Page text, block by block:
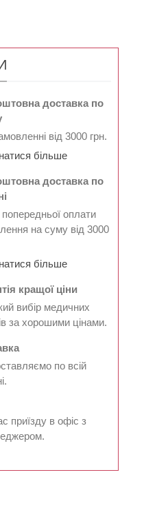
доставка по
від 3000 грн.
більше
доставка по
попередньої оплати
на суму від 3000
більше
кращої ціни
вибір медичних
за хорошими цінами.
по всій
приїзду в офіс з